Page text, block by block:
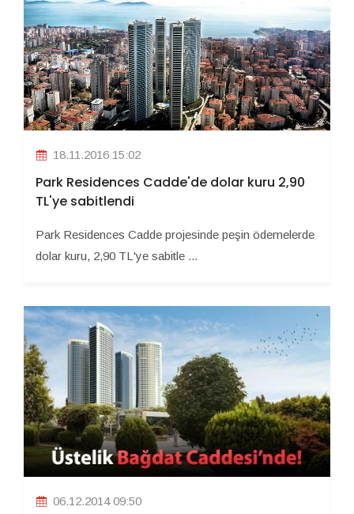
18.11.2016 15:02
Park Residences Cadde'de dolar kuru 2,90
TL'ye sabitlendi
Park Residences Cadde projesinde peşin ödemelerde
dolar kuru, 2,90 TL'ye sabitle ...
06.12.2014 09:50